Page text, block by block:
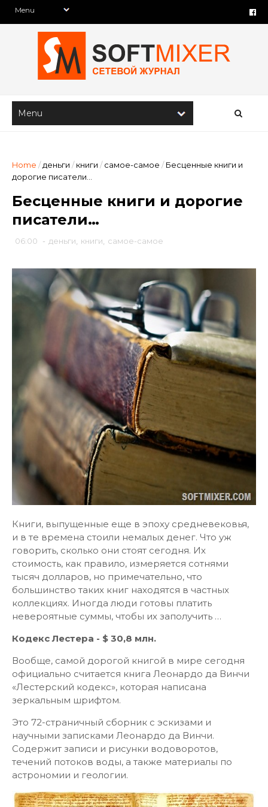
Home / деньги / книги / самое-самое / Бесценные книги и
дорогие писатели…
Бесценные книги и дорогие
писатели…
06:00 - деньги книги самое-самое
Книги, выпущенные еще в эпоху средневековья,
и в те времена стоили немалых денег. Что уж
говорить, сколько они стоят сегодня. Их
стоимость, как правило, измеряется сотнями
тысяч долларов, но примечательно, что
большинство таких книг находятся в частных
коллекциях. Иногда люди готовы платить
невероятные суммы, чтобы их заполучить …
Кодекс Лестера - $ 30,8 млн.
Вообще, самой дорогой книгой в мире сегодня
официально считается книга Леонардо да Винчи
«Лестерский кодекс», которая написана
зеркальным шрифтом.
Это 72-страничный сборник с эскизами и
научными записками Леонардо да Винчи.
Содержит записи и рисунки водоворотов,
течений потоков воды, а также материалы по
астрономии и геологии.